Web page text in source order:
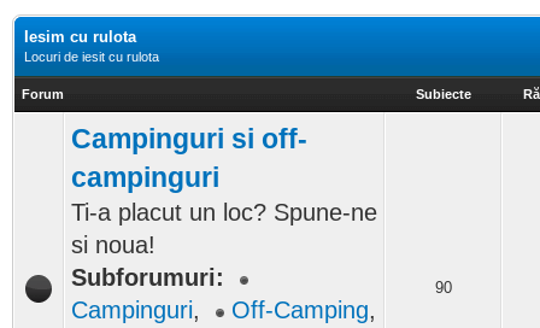
Iesim cu rulota
Locuri de iesit cu rulota
Forum Subiecte
Campinguri si off-
campinguri
Ti-a placut un loc? Spune-ne
si noua!
Subforumuri:
Campinguri, Off-Camping,
90